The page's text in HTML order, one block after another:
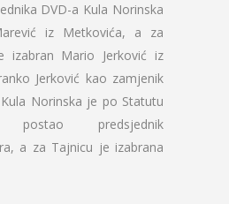
DVD-a Kula Norinska
iz Metkovića, a za
izabran Mario Jerković iz
Jerković kao zamjenik
Norinska je po Statutu
postao predsjednik
a za Tajnicu je izabrana